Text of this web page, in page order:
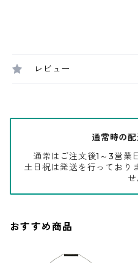
レビュー
通常時の
通常はご注文後1～3営業
土日祝は発送を行っており
せ
おすすめ商品